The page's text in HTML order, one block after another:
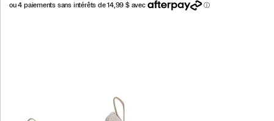
de
07T02:21:27.999Z
07T02:21:27.999Z